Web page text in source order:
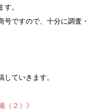
。
号ですので、十分に調査・
ていきます。
（２）》